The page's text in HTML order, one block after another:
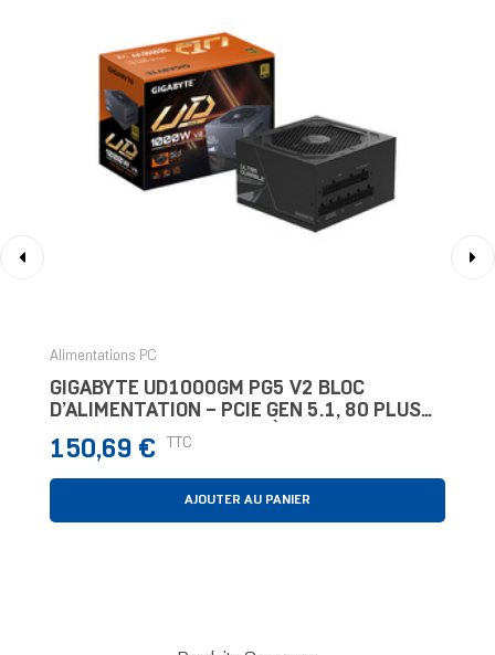
Alimentations PC
GIGABYTE UD1000GM PG5 V2 BLOC
D’ALIMENTATION – PCIE GEN 5.1, 80 PLUS
GOLD, CONCEPTION ENTIÈREMENT
MODULAIRE, VENTILATEUR 120 MM,
Prix
150,69 € TTC
AJOUTER AU PANIER